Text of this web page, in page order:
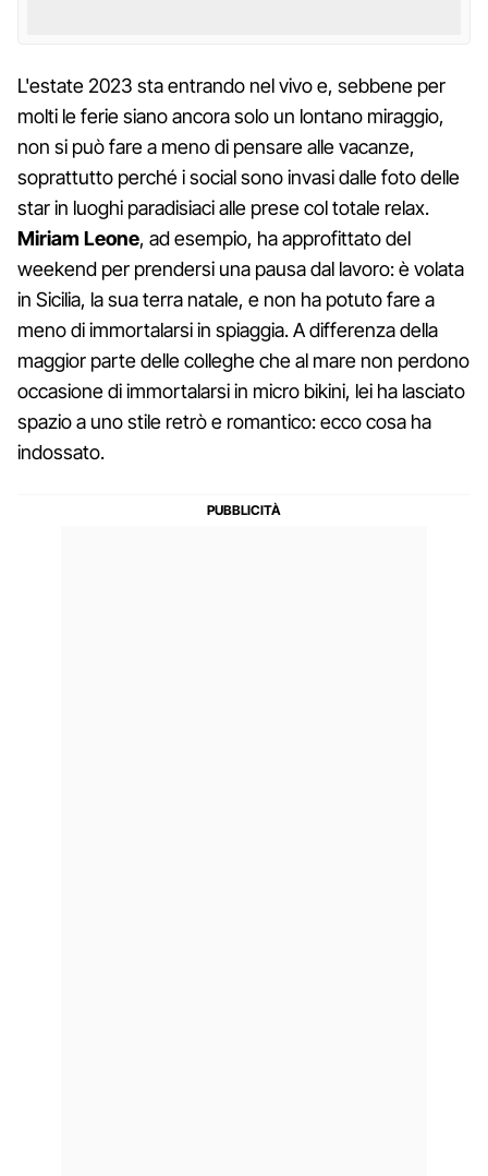
L'estate 2023 sta entrando nel vivo e, sebbene per
molti le ferie siano ancora solo un lontano miraggio,
non si può fare a meno di pensare alle vacanze,
soprattutto perché i social sono invasi dalle foto delle
star in luoghi paradisiaci alle prese col totale relax.
Miriam Leone, ad esempio, ha approfittato del
weekend per prendersi una pausa dal lavoro: è volata
in Sicilia, la sua terra natale, e non ha potuto fare a
meno di immortalarsi in spiaggia. A differenza della
maggior parte delle colleghe che al mare non perdono
occasione di immortalarsi in micro bikini, lei ha lasciato
spazio a uno stile retrò e romantico: ecco cosa ha
indossato.